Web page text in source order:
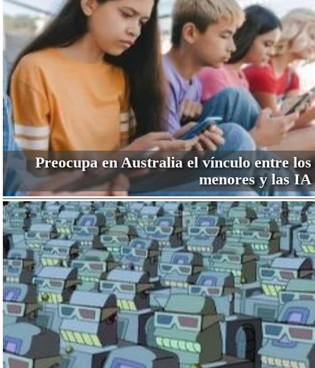
Preocupa en Australia el vínculo entre los
menores y las IA